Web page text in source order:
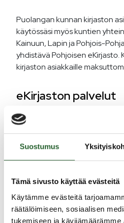
Suostumus
Tämä sivusto käyttää evästeitä
Käytämme evästeitä
räätälöimiseen, sosiaalisen
tukemiseen ja
Puolangan kunnan kirjaston
käytössäsi myös kuntien
Kainuun, Lapin ja Pohjois-
yhdistävä Pohjoisen eKirjasto.
kirjaston asiakkaille
eKirjaston palvelut
Pohjoisen eKirjaston
yksi e-kirjapalvelu, kaksi e-
musiikkipalvelua ja yksi
äänikirjoja
sanomalehtiä
PressReader –